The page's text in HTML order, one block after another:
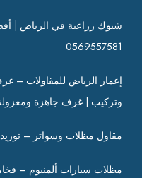
شبوك زراعية في الرياض |
0569557581
إعمار الرياض للمقاولات –
وتركيب | غرف جاهزة
مقاول مظلات وسواتر –
مظلات سيارات ألمنيوم –